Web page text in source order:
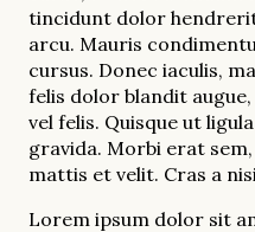
tincidunt dolor
arcu. Mauris
cursus. Donec iaculis,
felis dolor blandit
vel felis. Quisque ut
gravida. Morbi erat
mattis et velit. Cras a
Lorem ipsum dolor sit